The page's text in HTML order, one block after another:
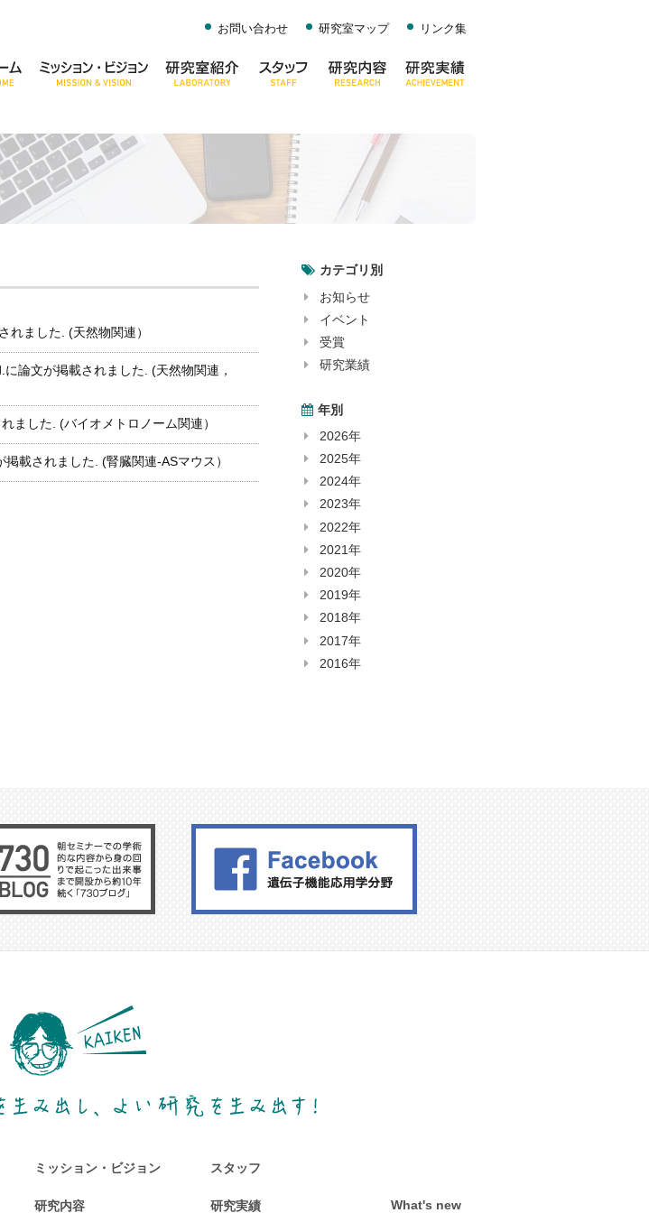
お問い合わせ 研究室マップ リンク集
れました. (天然物関連）
論文が掲載されました. (天然物関連，
ました. (バイオメトロノーム関連）
載されました. (腎臓関連-ASマウス）
カテゴリ別
お知らせ
イベント
受賞
研究業績
年別
2026年
2025年
2024年
2023年
2022年
2021年
2020年
2019年
2018年
2017年
2016年
ミッション・ビジョン
研究内容
スタッフ
研究実績 What's new